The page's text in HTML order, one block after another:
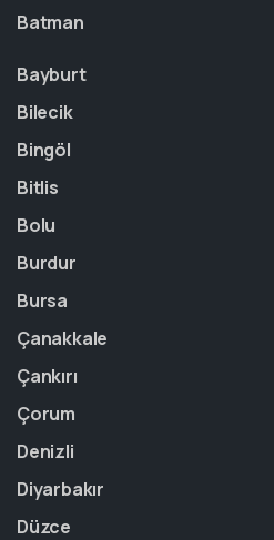
Batman
Bayburt
Bilecik
Bingöl
Bitlis
Bolu
Burdur
Bursa
Çanakkale
Çankırı
Çorum
Denizli
Diyarbakır
Düzce